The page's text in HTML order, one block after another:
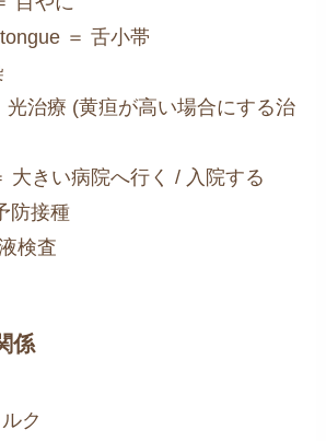
＝ 舌小帯
光治療 (黄疸が高い場合にする治
大きい病院へ行く / 入院する
防接種
検査
係
ク